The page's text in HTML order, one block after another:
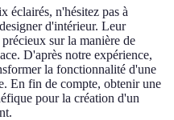
éclairés, n'hésitez pas à
d'intérieur. Leur
sur la manière de
D'après notre expérience,
la fonctionnalité d'une
En fin de compte, obtenir une
pour la création d'un